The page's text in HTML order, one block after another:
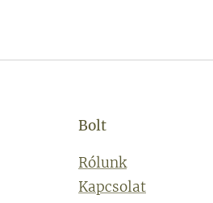
Bolt
Rólunk
Kapcsolat